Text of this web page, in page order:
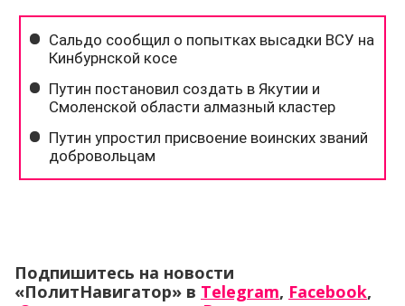
Подпишитесь на новости
«ПолитНавигатор» в Telegram, Facebook,